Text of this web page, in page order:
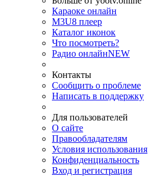
Караоке онлайн
M3U8 плеер
Каталог иконок
Что посмотреть?
Радио онлайнNEW
Контакты
Сообщить о проблеме
Написать в поддержку
Для пользователей
О сайте
Правообладателям
Условия использования
Конфиденциальность
Вход и регистрация